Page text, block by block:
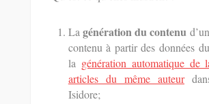
Lagénération du contenu
contenu à partir des données
la génération automatique de
articles du même auteur
Isidore;